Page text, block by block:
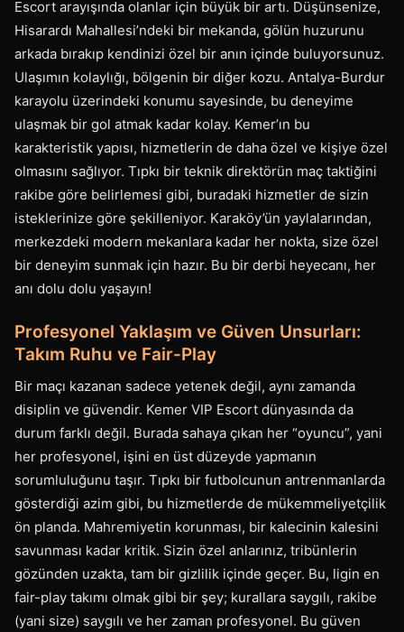
Escort arayışında olanlar için büyük bir artı. Düşünsenize,
Hisarardı Mahallesi’ndeki bir mekanda, gölün huzurunu
arkada bırakıp kendinizi özel bir anın içinde buluyorsunuz.
Ulaşımın kolaylığı, bölgenin bir diğer kozu. Antalya-Burdur
karayolu üzerindeki konumu sayesinde, bu deneyime
ulaşmak bir gol atmak kadar kolay. Kemer’ın bu
karakteristik yapısı, hizmetlerin de daha özel ve kişiye özel
olmasını sağlıyor. Tıpkı bir teknik direktörün maç taktiğini
rakibe göre belirlemesi gibi, buradaki hizmetler de sizin
isteklerinize göre şekilleniyor. Karaköy’ün yaylalarından,
merkezdeki modern mekanlara kadar her nokta, size özel
bir deneyim sunmak için hazır. Bu bir derbi heyecanı, her
anı dolu dolu yaşayın!
Profesyonel Yaklaşım ve Güven Unsurları:
Takım Ruhu ve Fair-Play
Bir maçı kazanan sadece yetenek değil, aynı zamanda
disiplin ve güvendir. Kemer VIP Escort dünyasında da
durum farklı değil. Burada sahaya çıkan her “oyuncu”, yani
her profesyonel, işini en üst düzeyde yapmanın
sorumluluğunu taşır. Tıpkı bir futbolcunun antrenmanlarda
gösterdiği azim gibi, bu hizmetlerde de mükemmeliyetçilik
ön planda. Mahremiyetin korunması, bir kalecinin kalesini
savunması kadar kritik. Sizin özel anlarınız, tribünlerin
gözünden uzakta, tam bir gizlilik içinde geçer. Bu, ligin en
fair-play takımı olmak gibi bir şey; kurallara saygılı, rakibe
(yani size) saygılı ve her zaman profesyonel. Bu güven